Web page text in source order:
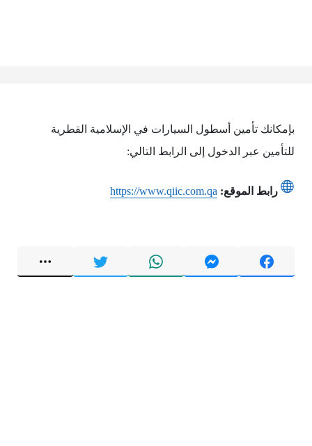
بإمكانك تأمين أسطول السيارات في الإسلامية القطرية
للتأمين عبر الدخول إلى الرابط التالي:
رابط الموقع: https://www.qiic.com.qa